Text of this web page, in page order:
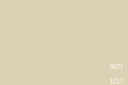
3677
1217